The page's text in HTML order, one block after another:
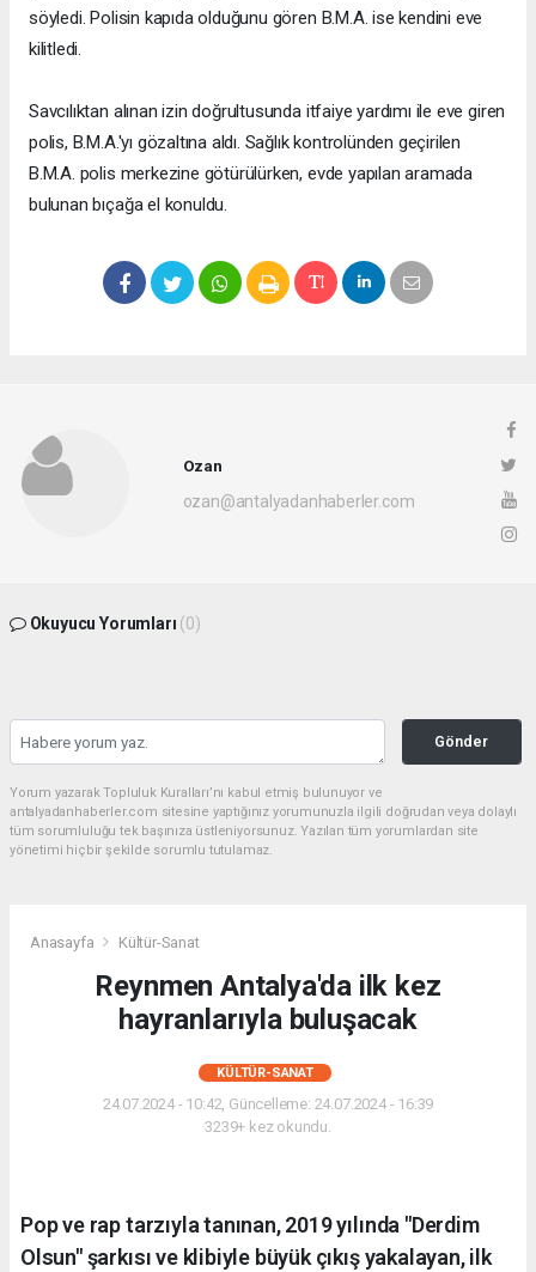
söyledi. Polisin kapıda olduğunu gören B.M.A. ise kendini eve
kilitledi.
Savcılıktan alınan izin doğrultusunda itfaiye yardımı ile eve giren
polis, B.M.A.'yı gözaltına aldı. Sağlık kontrolünden geçirilen
B.M.A. polis merkezine götürülürken, evde yapılan aramada
bulunan bıçağa el konuldu.
Ozan
ozan@antalyadanhaberler.com
Okuyucu Yorumları (0)
Gönder
Yorum yazarak Topluluk Kuralları’nı kabul etmiş bulunuyor ve
antalyadanhaberler.com sitesine yaptığınız yorumunuzla ilgili doğrudan veya dolaylı
tüm sorumluluğu tek başınıza üstleniyorsunuz. Yazılan tüm yorumlardan site
yönetimi hiçbir şekilde sorumlu tutulamaz.
Anasayfa Kültür-Sanat
Reynmen Antalya'da ilk kez
hayranlarıyla buluşacak
KÜLTÜR-SANAT
24.07.2024 - 10:42, Güncelleme: 24.07.2024 - 16:39
3239+ kez okundu.
Pop ve rap tarzıyla tanınan, 2019 yılında "Derdim
Olsun" şarkısı ve klibiyle büyük çıkış yakalayan, ilk